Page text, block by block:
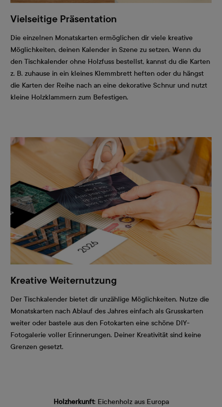
Vielseitige Präsentation
Die einzelnen Monatskarten ermöglichen dir viele kreative
Möglichkeiten, deinen Kalender in Szene zu setzen. Wenn du
den Tischkalender ohne Holzfuss bestellst, kannst du die Karten
z. B. zuhause in ein kleines Klemmbrett heften oder du hängst
die Karten der Reihe nach an eine dekorative Schnur und nutzt
kleine Holzklammern zum Befestigen.
Kreative Weiternutzung
Der Tischkalender bietet dir unzählige Möglichkeiten. Nutze die
Monatskarten nach Ablauf des Jahres einfach als Grusskarten
weiter oder bastele aus den Fotokarten eine schöne DIY-
Fotogalerie voller Erinnerungen. Deiner Kreativität sind keine
Grenzen gesetzt.
Holzherkunft: Eichenholz aus Europa